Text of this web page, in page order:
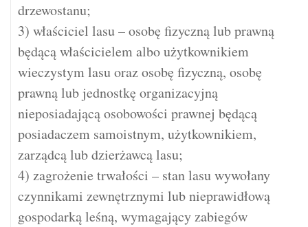
drzewostanu;
3) właściciel lasu – osobę fizyczną lub prawną
będącą właścicielem albo użytkownikiem
wieczystym lasu oraz osobę fizyczną, osobę
prawną lub jednostkę organizacyjną
nieposiadającą osobowości prawnej będącą
posiadaczem samoistnym, użytkownikiem,
zarządcą lub dzierżawcą lasu;
4) zagrożenie trwałości – stan lasu wywołany
czynnikami zewnętrznymi lub nieprawidłową
gospodarką leśną, wymagający zabiegów